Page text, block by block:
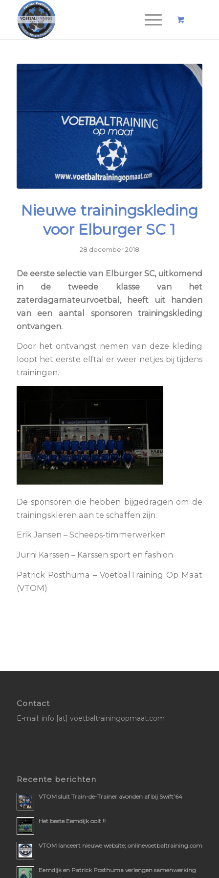
Nieuwe trainingskleding
voor Elburger SC 1
28 december 2018
De eerste selectie van Elburger SC, uitkomend
in de tweede klasse van het
zaterdagamateurvoetbal, heeft uit handen
van een aantal sponsoren trainingskleding
ontvangen.
Door het ontvangst nemen van deze kleding
loopt het eerste elftal er weer netjes bij tijdens
trainingen.
De sponsoren die hebben bijgedragen om de
trainingskleren aan te schaffen zijn:
Erik Jansen – Scheeps-timmerwerken
Jurni Karssen – Karssen sport en fashion
Patrick Posthuma – VoetbalTraining Op Maat
(VTOM)
Contact
E-mail: info [at] voetbaltrainingopmaat.com
Recente berichten
VTOM sluit Train-de-Trainer avonden af bij Swift’64
Het beste Eemdijk ooit !!
VTOM lanceert nieuwe website; onlinevoetbaltraining.com
Eemdijk en Patrick Posthuma verlengen samenwerking